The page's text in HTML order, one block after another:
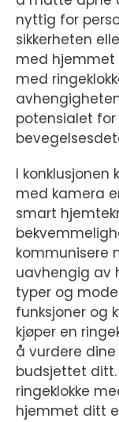
nyttig for
sikkerheten
med hjemmet
med
potensialet
I konklusjonen
med kamera
smart
kommunisere
uavhengig av
typer og
funksjoner og
kjøper en
å vurdere
budsjettet ditt.
ringeklokke
hjemmet ditt